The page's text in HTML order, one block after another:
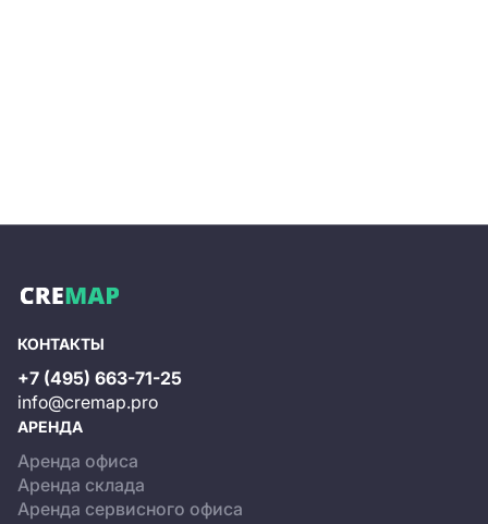
КОНТАКТЫ
+7 (495) 663-71-25
info@cremap.pro
АРЕНДА
Аренда офиса
Аренда склада
Аренда сервисного офиса